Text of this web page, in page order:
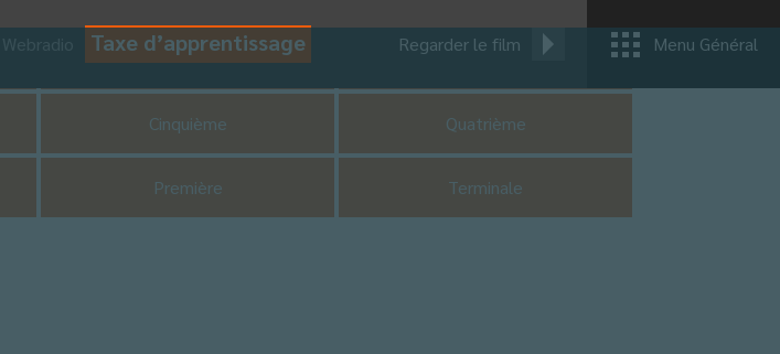
Taxe d’apprentissage Regarder le film Menu Général
UNSS
Cinquième Quatrième
Première Terminale